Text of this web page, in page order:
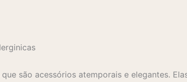
são acessórios atemporais e elegantes.